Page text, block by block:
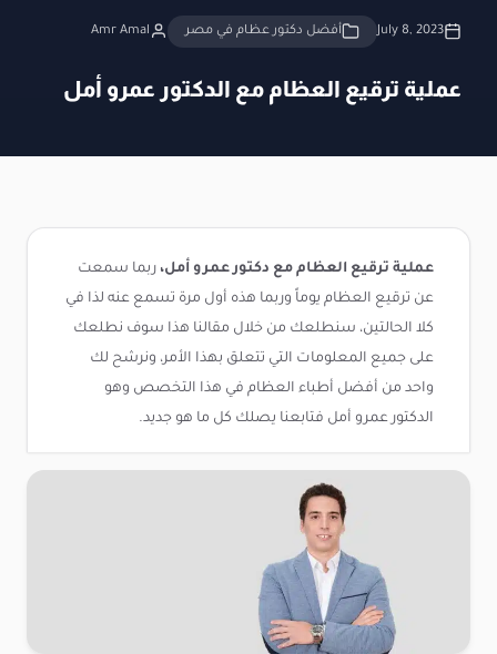
July 8, 2023 أفضل دكتور عظام في مصر Amr Amal
عملية ترقيع العظام مع الدكتور عمرو أمل
عملية ترقيع العظام مع دكتور عمرو أمل، ربما سمعت
عن ترقيع العظام يوماً وربما هذه أول مرة تسمع عنه لذا في
كلا الحالتين، سنطلعك من خلال مقالنا هذا سوف نطلعك
على جميع المعلومات التي تتعلق بهذا الأمر، ونرشح لك
واحد من أفضل أطباء العظام في هذا التخصص وهو
الدكتور عمرو أمل فتابعنا يصلك كل ما هو جديد.